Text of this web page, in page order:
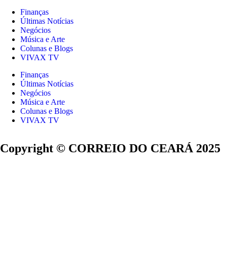
Finanças
Últimas Notícias
Negócios
Música e Arte
Colunas e Blogs
VIVAX TV
Finanças
Últimas Notícias
Negócios
Música e Arte
Colunas e Blogs
VIVAX TV
Copyright © CORREIO DO CEARÁ 2025